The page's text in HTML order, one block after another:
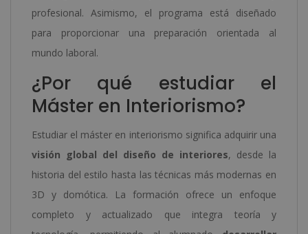
profesional. Asimismo, el programa está diseñado
para proporcionar una preparación orientada al
mundo laboral.
¿Por qué estudiar el
Máster en Interiorismo?
Estudiar el máster en interiorismo significa adquirir una
visión global del diseño de interiores, desde la
historia del estilo hasta las técnicas más modernas en
3D y domótica. La formación ofrece un enfoque
completo y actualizado que integra teoría y